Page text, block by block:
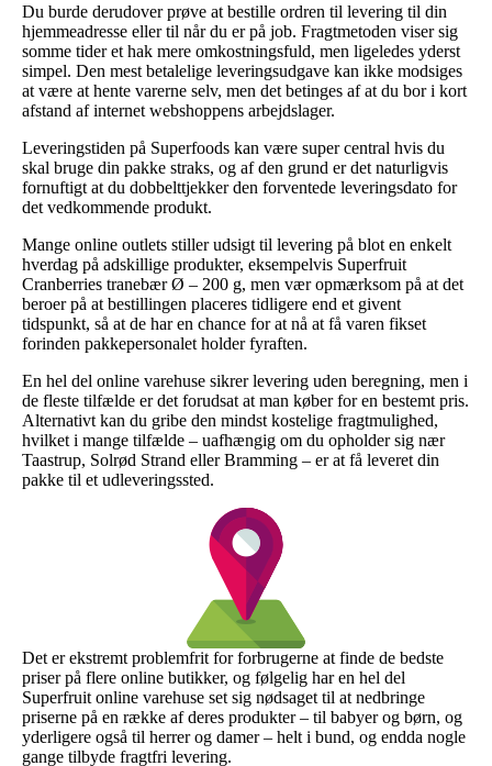
Du burde derudover prøve at bestille ordren til levering til din
hjemmeadresse eller til når du er på job. Fragtmetoden viser sig
somme tider et hak mere omkostningsfuld, men ligeledes yderst
simpel. Den mest betalelige leveringsudgave kan ikke modsiges
at være at hente varerne selv, men det betinges af at du bor i kort
afstand af internet webshoppens arbejdslager.
Leveringstiden på Superfoods kan være super central hvis du
skal bruge din pakke straks, og af den grund er det naturligvis
fornuftigt at du dobbelttjekker den forventede leveringsdato for
det vedkommende produkt.
Mange online outlets stiller udsigt til levering på blot en enkelt
hverdag på adskillige produkter, eksempelvis Superfruit
Cranberries tranebær Ø – 200 g, men vær opmærksom på at det
beroer på at bestillingen placeres tidligere end et givent
tidspunkt, så at de har en chance for at nå at få varen fikset
forinden pakkepersonalet holder fyraften.
En hel del online varehuse sikrer levering uden beregning, men i
de fleste tilfælde er det forudsat at man køber for en bestemt pris.
Alternativt kan du gribe den mindst kostelige fragtmulighed,
hvilket i mange tilfælde – uafhængig om du opholder sig nær
Taastrup, Solrød Strand eller Bramming – er at få leveret din
pakke til et udleveringssted.
Det er ekstremt problemfrit for forbrugerne at finde de bedste
priser på flere online butikker, og følgelig har en hel del
Superfruit online varehuse set sig nødsaget til at nedbringe
priserne på en række af deres produkter – til babyer og børn, og
yderligere også til herrer og damer – helt i bund, og endda nogle
gange tilbyde fragtfri levering.